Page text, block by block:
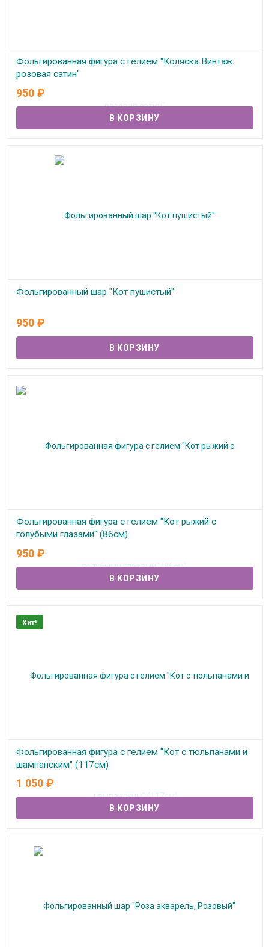
Фольгированная фигура с гелием "Коляска Винтаж
розовая сатин"
В наличии
950 ₽
Фольгированный шар "Кот пушистый"
950 ₽
Фольгированная фигура с гелием "Кот рыжий с
голубыми глазами" (86см)
В наличии
950 ₽
Хит!
Фольгированная фигура с гелием "Кот с тюльпанами и
шампанским" (117см)
В наличии
1 050 ₽